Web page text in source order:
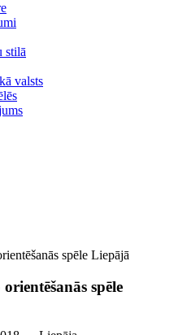
stilā
valsts
spēle Liepājā
spēle